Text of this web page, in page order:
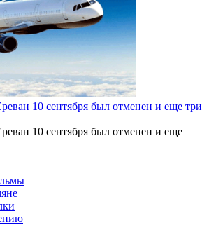
10 сентября был отменен и еще три
10 сентября был отменен и еще